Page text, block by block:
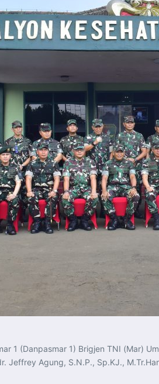
1 (Danpasmar 1) Brigjen TNI (Mar)
Jeffrey Agung, S.N.P., Sp.KJ.,